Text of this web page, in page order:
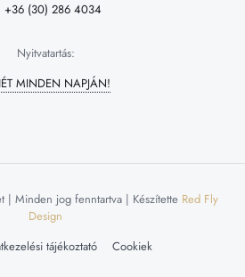
+36 (30) 286 4034
Nyitvatartás:
MINDEN NAPJÁN!
| Minden jog fenntartva | Készítette Red Fly
Design
tájékoztató Cookiek